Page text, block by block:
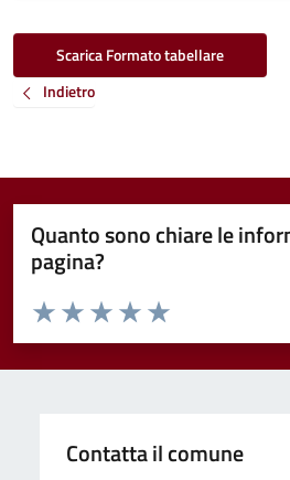
Scarica Formato tabellare
Indietro
Quanto sono chiare le
pagina?
Valuta da 1 a 5 stelle la pagina
Valuta 5 stelle su 5
Valuta 4 stelle su 5
Valuta 3 stelle su 5
Valuta 2 stelle su 5
Valuta 1 stelle su 5
Contatta il comune